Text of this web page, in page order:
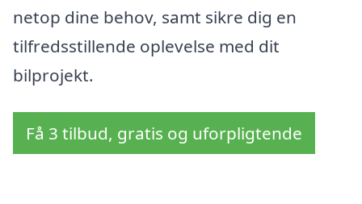
netop dine behov, samt sikre dig en
tilfredsstillende oplevelse med dit
bilprojekt.
Få 3 tilbud, gratis og uforpligtende